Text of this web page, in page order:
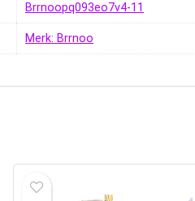
‎Brrnoopq093eo7v4-11
Merk: Brrnoo